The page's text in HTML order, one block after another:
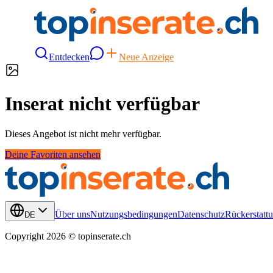
Entdecken Neue Anzeige
Inserat nicht verfügbar
Dieses Angebot ist nicht mehr verfügbar.
Deine Favoriten ansehen
DE Über unsNutzungsbedingungenDatenschutz
Copyright 2026 © topinserate.ch